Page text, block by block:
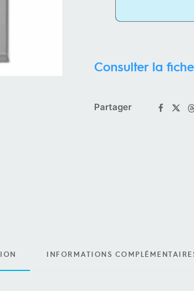
Consulter la
Partager
INFORMATIONS